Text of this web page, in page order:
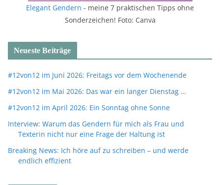
Elegant Gendern - meine 7 praktischen Tipps ohne
Sonderzeichen! Foto: Canva
Neueste Beiträge
#12von12 im Juni 2026: Freitags vor dem Wochenende
#12von12 im Mai 2026: Das war ein langer Dienstag …
#12von12 im April 2026: Ein Sonntag ohne Sonne
Interview: Warum das Gendern für mich als Frau und
Texterin nicht nur eine Frage der Haltung ist
Breaking News: Ich höre auf zu schreiben – und werde
endlich effizient